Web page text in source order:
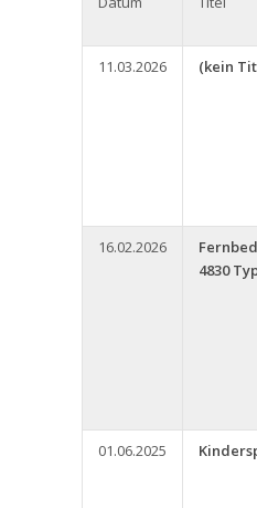
11.03.2026 (kein
16.02.2026
4830
01.06.2025